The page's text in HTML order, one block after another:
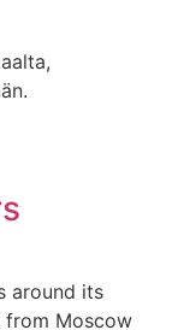
around its
from Moscow